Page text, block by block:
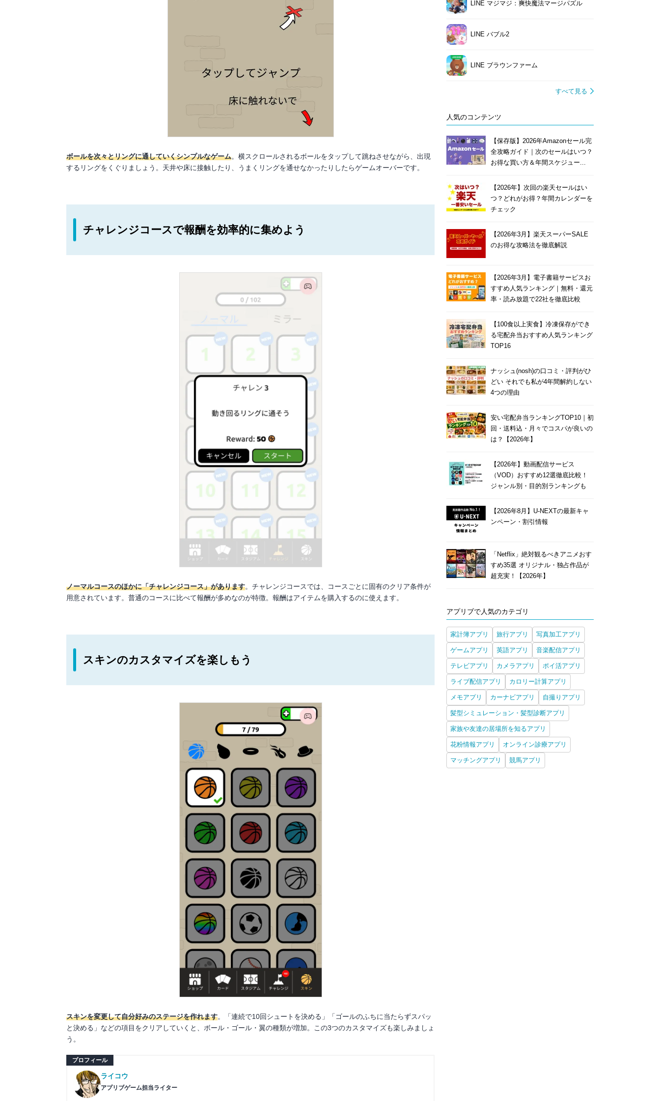
ボールを次々とリングに通していくシンプルなゲーム。横スクロールされるボールをタップして跳ねさせながら、出現
するリングをくぐりましょう。天井や床に接触したり、うまくリングを通せなかったりしたらゲームオーバーです。
チャレンジコースで報酬を効率的に集めよう
ノーマルコースのほかに「チャレンジコース」があります。チャレンジコースでは、コースごとに固有のクリア条件が
用意されています。普通のコースに比べて報酬が多めなのが特徴。報酬はアイテムを購入するのに使えます。
スキンのカスタマイズを楽しもう
スキンを変更して自分好みのステージを作れます。「連続で10回シュートを決める」「ゴールのふちに当たらずスパッ
と決める」などの項目をクリアしていくと、ボール・ゴール・翼の種類が増加。この3つのカスタマイズも楽しみましょ
う。
プロフィール
ライコウ
アプリブゲーム担当ライター
LINE マジマジ：爽快魔法マージパズル
LINE バブル2
LINE ブラウンファーム
すべて見る
人気のコンテンツ
【保存版】2026年Amazonセール完
全攻略ガイド｜次のセールはいつ？
お得な買い方＆年間スケジュー...
【2026年】次回の楽天セールはい
つ？どれがお得？年間カレンダーを
チェック
【2026年3月】楽天スーパーSALE
のお得な攻略法を徹底解説
【2026年3月】電子書籍サービスお
すすめ人気ランキング｜無料・還元
率・読み放題で22社を徹底比較
【100食以上実食】冷凍保存ができ
る宅配弁当おすすめ人気ランキング
TOP16
ナッシュ(nosh)の口コミ・評判がひ
どい それでも私が4年間解約しない
4つの理由
安い宅配弁当ランキングTOP10｜初
回・送料込・月々でコスパが良いの
は？【2026年】
【2026年】動画配信サービス
（VOD）おすすめ12選徹底比較！
ジャンル別・目的別ランキングも
【2026年8月】U-NEXTの最新キャ
ンペーン・割引情報
「Netflix」絶対観るべきアニメおす
すめ35選 オリジナル・独占作品が
超充実！【2026年】
アプリブで人気のカテゴリ
家計簿アプリ 旅行アプリ 写真加工アプリ
ゲームアプリ 英語アプリ 音楽配信アプリ
テレビアプリ カメラアプリ ポイ活アプリ
ライブ配信アプリ カロリー計算アプリ
メモアプリ カーナビアプリ 自撮りアプリ
髪型シミュレーション・髪型診断アプリ
家族や友達の居場所を知るアプリ
花粉情報アプリ オンライン診療アプリ
マッチングアプリ 競馬アプリ